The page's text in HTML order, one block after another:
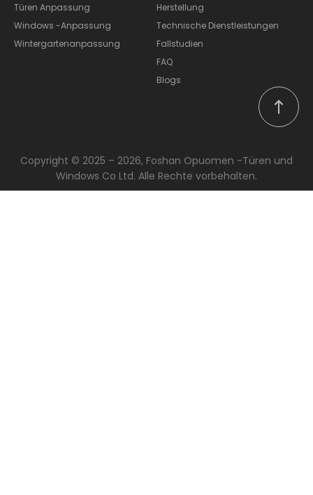
Türen Anpassung
Windows -Anpassung
Wintergartenanpassung
Herstellung
Technische Dienstleistungen
Fallstudien
FAQ
Blogs
Copyright © 2025 – 2026, Foshan Opuomen -Türen und
Windows Co Ltd. Alle Rechte vorbehalten.